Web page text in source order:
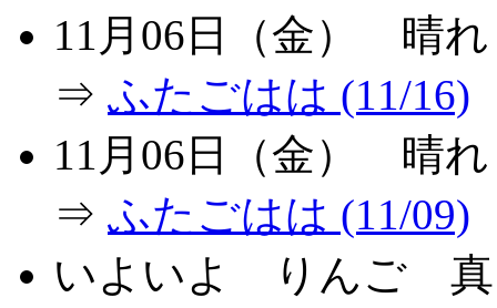
11月06日（金）
⇒ ふたごはは (11/16)
11月06日（金）
⇒ ふたごはは (11/09)
いよいよ りんご 真